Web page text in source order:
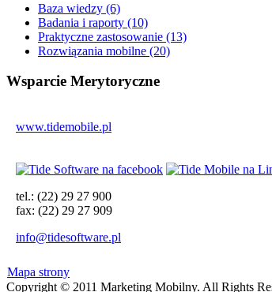
Baza wiedzy (6)
Badania i raporty (10)
Praktyczne zastosowanie (13)
Rozwiązania mobilne (20)
Wsparcie Merytoryczne
www.tidemobile.pl
tel.: (22) 29 27 900
fax: (22) 29 27 909
info@tidesoftware.pl
Mapa strony
Copyright © 2011 Marketing Mobilny. All Rights